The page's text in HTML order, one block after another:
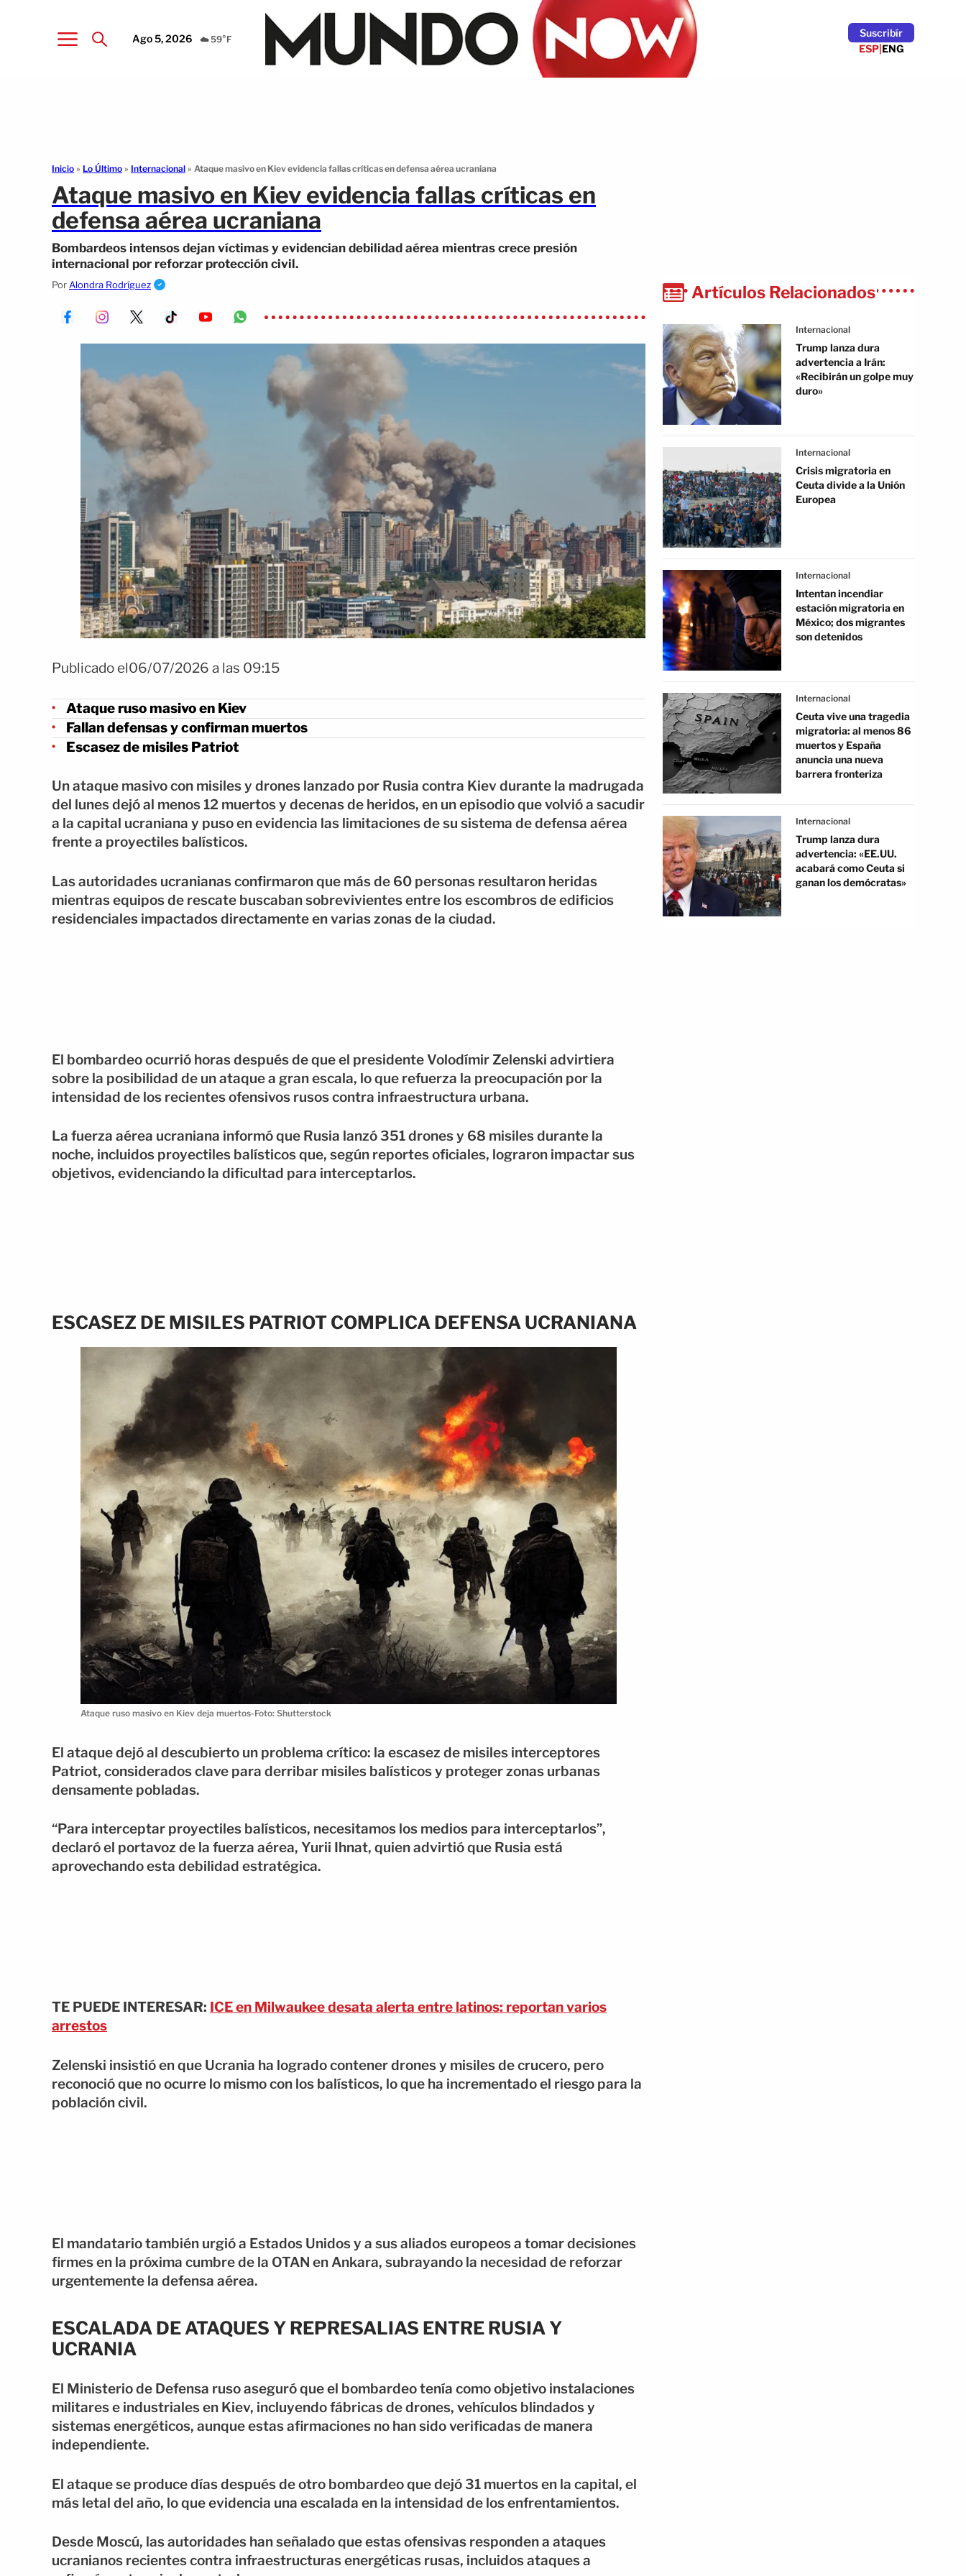
Ago 5, 2026 ☁️ 59°F
Suscribír
ESP|ENG
Inicio » Lo Último » Internacional » Ataque masivo en Kiev evidencia fallas críticas en defensa aérea ucraniana
Ataque masivo en Kiev evidencia fallas críticas en
defensa aérea ucraniana
Bombardeos intensos dejan víctimas y evidencian debilidad aérea mientras crece presión
internacional por reforzar protección civil.
Por Alondra Rodríguez
Publicado el06/07/2026 a las 09:15
Ataque ruso masivo en Kiev
Fallan defensas y confirman muertos
Escasez de misiles Patriot
Un ataque masivo con misiles y drones lanzado por Rusia contra Kiev durante la madrugada
del lunes dejó al menos 12 muertos y decenas de heridos, en un episodio que volvió a sacudir
a la capital ucraniana y puso en evidencia las limitaciones de su sistema de defensa aérea
frente a proyectiles balísticos.
Las autoridades ucranianas confirmaron que más de 60 personas resultaron heridas
mientras equipos de rescate buscaban sobrevivientes entre los escombros de edificios
residenciales impactados directamente en varias zonas de la ciudad.
El bombardeo ocurrió horas después de que el presidente Volodímir Zelenski advirtiera
sobre la posibilidad de un ataque a gran escala, lo que refuerza la preocupación por la
intensidad de los recientes ofensivos rusos contra infraestructura urbana.
La fuerza aérea ucraniana informó que Rusia lanzó 351 drones y 68 misiles durante la
noche, incluidos proyectiles balísticos que, según reportes oficiales, lograron impactar sus
objetivos, evidenciando la dificultad para interceptarlos.
ESCASEZ DE MISILES PATRIOT COMPLICA DEFENSA UCRANIANA
Ataque ruso masivo en Kiev deja muertos-Foto: Shutterstock
El ataque dejó al descubierto un problema crítico: la escasez de misiles interceptores
Patriot, considerados clave para derribar misiles balísticos y proteger zonas urbanas
densamente pobladas.
“Para interceptar proyectiles balísticos, necesitamos los medios para interceptarlos”,
declaró el portavoz de la fuerza aérea, Yurii Ihnat, quien advirtió que Rusia está
aprovechando esta debilidad estratégica.
TE PUEDE INTERESAR: ICE en Milwaukee desata alerta entre latinos: reportan varios
arrestos
Zelenski insistió en que Ucrania ha logrado contener drones y misiles de crucero, pero
reconoció que no ocurre lo mismo con los balísticos, lo que ha incrementado el riesgo para la
población civil.
El mandatario también urgió a Estados Unidos y a sus aliados europeos a tomar decisiones
firmes en la próxima cumbre de la OTAN en Ankara, subrayando la necesidad de reforzar
urgentemente la defensa aérea.
ESCALADA DE ATAQUES Y REPRESALIAS ENTRE RUSIA Y
UCRANIA
El Ministerio de Defensa ruso aseguró que el bombardeo tenía como objetivo instalaciones
militares e industriales en Kiev, incluyendo fábricas de drones, vehículos blindados y
sistemas energéticos, aunque estas afirmaciones no han sido verificadas de manera
independiente.
El ataque se produce días después de otro bombardeo que dejó 31 muertos en la capital, el
más letal del año, lo que evidencia una escalada en la intensidad de los enfrentamientos.
Desde Moscú, las autoridades han señalado que estas ofensivas responden a ataques
ucranianos recientes contra infraestructuras energéticas rusas, incluidos ataques a
Artículos Relacionados
Internacional
Trump lanza dura
advertencia a Irán:
«Recibirán un golpe muy
duro»
Internacional
Crisis migratoria en
Ceuta divide a la Unión
Europea
Internacional
Intentan incendiar
estación migratoria en
México; dos migrantes
son detenidos
Internacional
Ceuta vive una tragedia
migratoria: al menos 86
muertos y España
anuncia una nueva
barrera fronteriza
Internacional
Trump lanza dura
advertencia: «EE.UU.
acabará como Ceuta si
ganan los demócratas»